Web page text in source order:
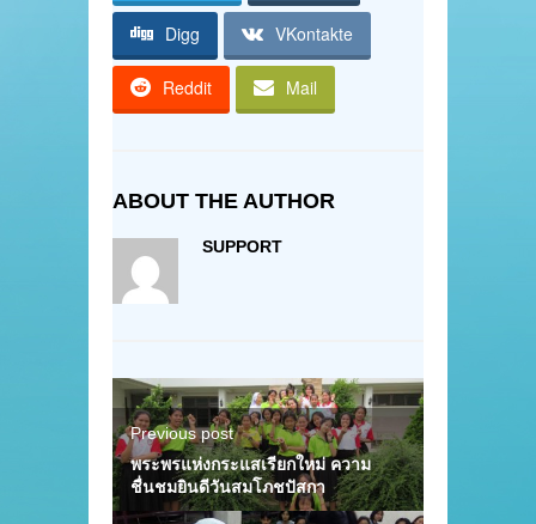
Digg VKontakte
Reddit Mail
ABOUT THE AUTHOR
SUPPORT
Previous post
พระพรแห่งกระแสเรียกใหม่ ความ
ชื่นชมยินดีวันสมโภชปัสกา